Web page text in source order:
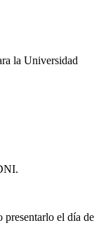
la Universidad
presentarlo el día de